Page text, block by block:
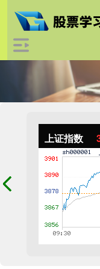
上证指数